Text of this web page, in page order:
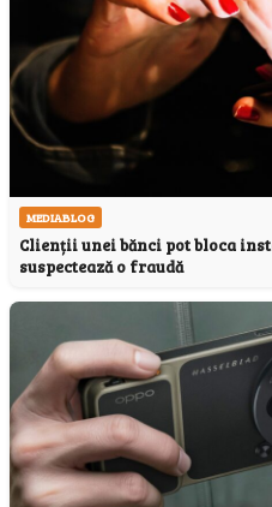
MEDIABLOG
Clienții unei bănci pot bloca
suspectează o fraudă